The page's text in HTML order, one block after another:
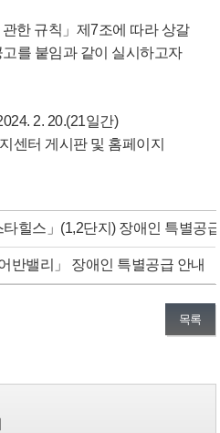
관한 규칙」제7조에 따라 상갈
를 붙임과 같이 실시하고자
2. 20.(21일간)
센터 게시판 및 홈페이지
힐스」(1,2단지) 장애인 특별공
반밸리」 장애인 특별공급 안내
목록